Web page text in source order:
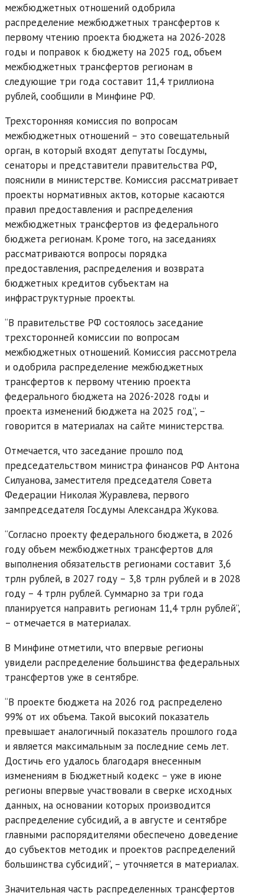
межбюджетных отношений одобрила
распределение межбюджетных трансфертов к
первому чтению проекта бюджета на 2026-2028
годы и поправок к бюджету на 2025 год, объем
межбюджетных трансфертов регионам в
следующие три года составит 11,4 триллиона
рублей, сообщили в Минфине РФ.
Трехсторонняя комиссия по вопросам
межбюджетных отношений – это совещательный
орган, в который входят депутаты Госдумы,
сенаторы и представители правительства РФ,
пояснили в министерстве. Комиссия рассматривает
проекты нормативных актов, которые касаются
правил предоставления и распределения
межбюджетных трансфертов из федерального
бюджета регионам. Кроме того, на заседаниях
рассматриваются вопросы порядка
предоставления, распределения и возврата
бюджетных кредитов субъектам на
инфраструктурные проекты.
“В правительстве РФ состоялось заседание
трехсторонней комиссии по вопросам
межбюджетных отношений. Комиссия рассмотрела
и одобрила распределение межбюджетных
трансфертов к первому чтению проекта
федерального бюджета на 2026-2028 годы и
проекта изменений бюджета на 2025 год”, –
говорится в материалах на сайте министерства.
Отмечается, что заседание прошло под
председательством министра финансов РФ Антона
Силуанова, заместителя председателя Совета
Федерации Николая Журавлева, первого
зампредседателя Госдумы Александра Жукова.
“Согласно проекту федерального бюджета, в 2026
году объем межбюджетных трансфертов для
выполнения обязательств регионами составит 3,6
трлн рублей, в 2027 году – 3,8 трлн рублей и в 2028
году – 4 трлн рублей. Суммарно за три года
планируется направить регионам 11,4 трлн рублей”,
– отмечается в материалах.
В Минфине отметили, что впервые регионы
увидели распределение большинства федеральных
трансфертов уже в сентябре.
“В проекте бюджета на 2026 год распределено
99% от их объема. Такой высокий показатель
превышает аналогичный показатель прошлого года
и является максимальным за последние семь лет.
Достичь его удалось благодаря внесенным
изменениям в Бюджетный кодекс – уже в июне
регионы впервые участвовали в сверке исходных
данных, на основании которых производится
распределение субсидий, а в августе и сентябре
главными распорядителями обеспечено доведение
до субъектов методик и проектов распределений
большинства субсидий”, – уточняется в материалах.
Значительная часть распределенных трансфертов